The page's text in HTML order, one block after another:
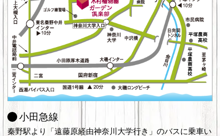
小田急線
秦野駅より「遠藤原経由神奈川大学行き」のバスに乗車い